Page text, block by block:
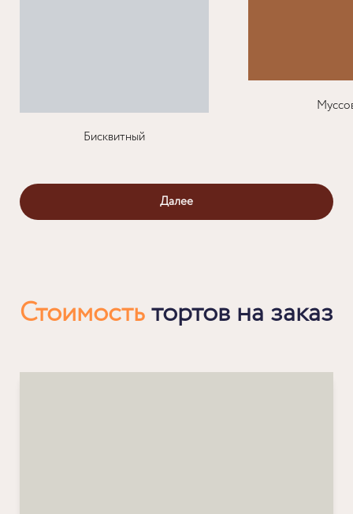
Бисквитный
Далее
Стоимостьтортов на заказ